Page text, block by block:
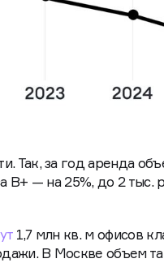
Так, за год аренда
B+ — на 25%, до 2 тыс.
1,7 млн кв. м офисов
В Москве объем